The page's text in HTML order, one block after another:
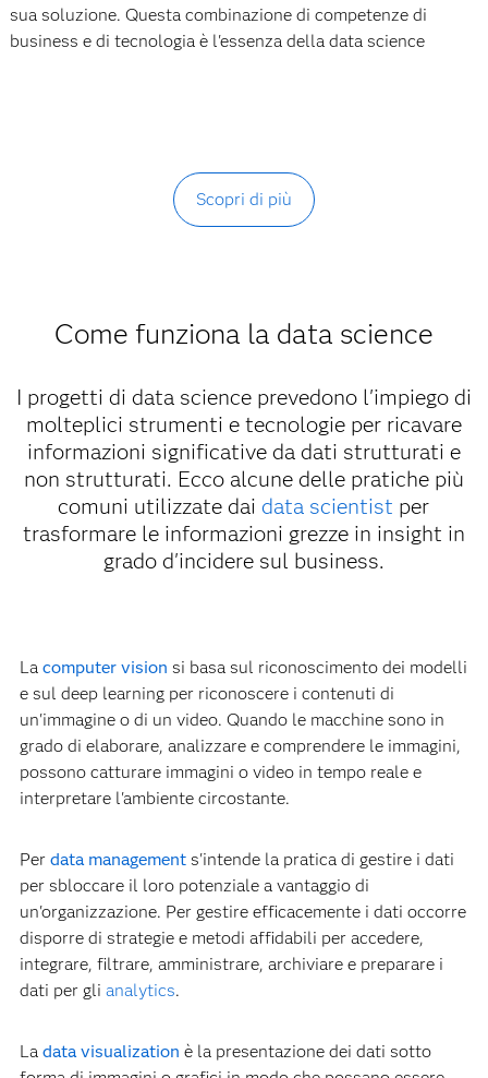
sua soluzione. Questa combinazione di competenze di
business e di tecnologia è l'essenza della data science
Scopri di più
Come funziona la data science
I progetti di data science prevedono l'impiego di
molteplici strumenti e tecnologie per ricavare
informazioni significative da dati strutturati e
non strutturati. Ecco alcune delle pratiche più
comuni utilizzate daidata scientist per
trasformare le informazioni grezze in insight in
grado d'incidere sul business.
La computer vision si basa sul riconoscimento dei modelli
e sul deep learning per riconoscere i contenuti di
un'immagine o di un video. Quando le macchine sono in
grado di elaborare, analizzare e comprendere le immagini,
possono catturare immagini o video in tempo reale e
interpretare l'ambiente circostante.
Per data managements'intende la pratica di gestire i dati
per sbloccare il loro potenziale a vantaggio di
un'organizzazione. Per gestire efficacemente i dati occorre
disporre di strategie e metodi affidabili per accedere,
integrare, filtrare, amministrare, archiviare e preparare i
dati per gli analytics.
La data visualization è la presentazione dei dati sotto